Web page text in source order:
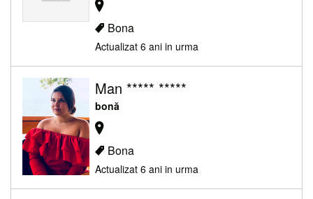
Bona
Actualizat 6 ani in urma
Man ***** *****
bonă
Bona
Actualizat 6 ani in urma